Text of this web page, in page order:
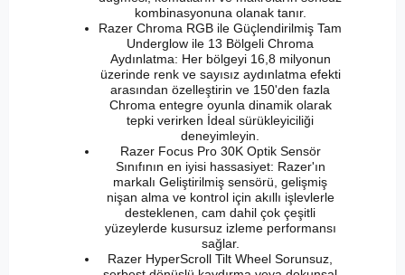
kombinasyonuna olanak tanır.
Razer Chroma RGB ile Güçlendirilmiş Tam
Underglow ile 13 Bölgeli Chroma
Aydınlatma: Her bölgeyi 16,8 milyonun
üzerinde renk ve sayısız aydınlatma efekti
arasından özelleştirin ve 150'den fazla
Chroma entegre oyunla dinamik olarak
tepki verirken İdeal sürükleyiciliği
deneyimleyin.
Razer Focus Pro 30K Optik Sensör
Sınıfının en iyisi hassasiyet: Razer'ın
markalı Geliştirilmiş sensörü, gelişmiş
nişan alma ve kontrol için akıllı işlevlerle
desteklenen, cam dahil çok çeşitli
yüzeylerde kusursuz izleme performansı
sağlar.
Razer HyperScroll Tilt Wheel Sorunsuz,